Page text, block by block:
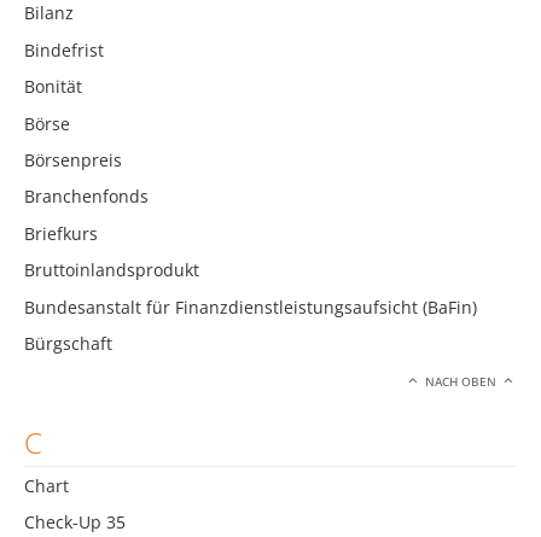
Bilanz
Bindefrist
Bonität
Börse
Börsenpreis
Branchenfonds
Briefkurs
Bruttoinlandsprodukt
Bundesanstalt für Finanzdienstleistungsaufsicht (BaFin)
Bürgschaft
NACH OBEN
C
Chart
Check-Up 35